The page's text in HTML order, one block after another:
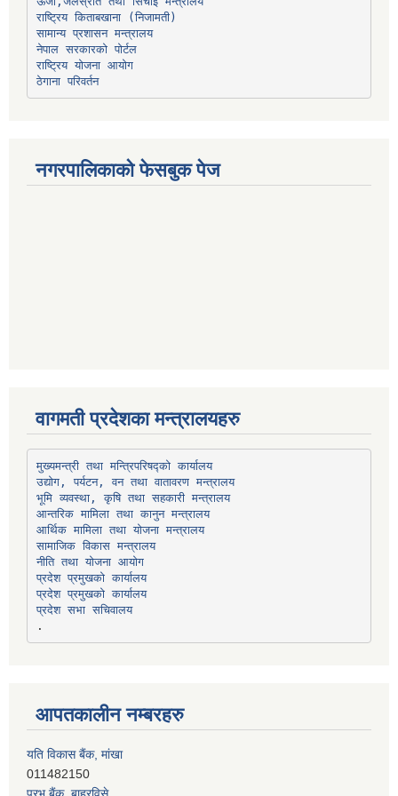
सामान्य प्रशासन मन्त्रालय
नेपाल सरकारको पोर्टल
राष्ट्रिय योजना आयोग
ठेगाना परिवर्तन
नगरपालिकाको फेसबुक पेज
वागमती प्रदेशका मन्त्रालयहरु
मुख्यमन्त्री तथा मन्त्रिपरिषद्को कार्यालय
उद्योग, पर्यटन, वन तथा वातावरण मन्त्रालय
भूमि व्यवस्था, कृषि तथा सहकारी मन्त्रालय
आन्तरिक मामिला तथा कानुन मन्त्रालय
आर्थिक मामिला तथा योजना मन्त्रालय
सामाजिक विकास मन्त्रालय
नीति तथा योजना आयोग
प्रदेश प्रमुखको कार्यालय
प्रदेश प्रमुखको कार्यालय
प्रदेश सभा सचिवालय
आपतकालीन नम्बरहरु
011482150
प्रभु बैंक, बाह्रविसे